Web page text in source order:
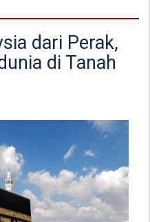
dari Perak,
di Tanah